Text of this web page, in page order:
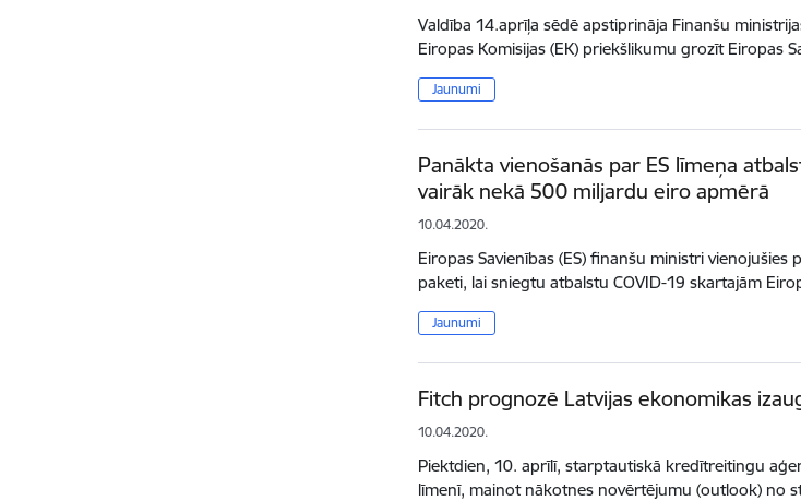
Valdība 14.aprīļa sēdē apstiprināja Finanšu
Eiropas Komisijas (EK) priekšlikumu grozīt Eiropas
Jaunumi
Panākta vienošanās par ES līmeņa
vairāk nekā 500 miljardu eiro apmērā
10.04.2020.
Eiropas Savienības (ES) finanšu ministri
paketi, lai sniegtu atbalstu COVID-19 skartajām
Jaunumi
Fitch prognozē Latvijas ekonomikas
10.04.2020.
Piektdien, 10. aprīlī, starptautiskā kredītreitingu
līmenī, mainot nākotnes novērtējumu (outlook) no